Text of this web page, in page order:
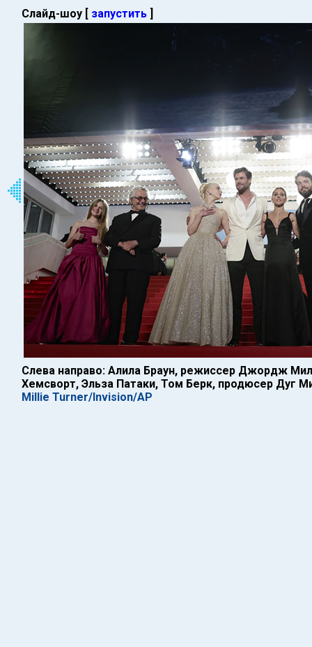
Слайд-шоу [ запустить ]
Слева направо: Алила Браун, режиссер Джордж
Хемсворт, Эльза Патаки, Том Берк, продюсер Дуг
Millie Turner/Invision/AP